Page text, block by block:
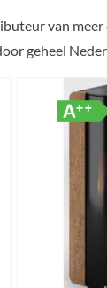
van
geheel